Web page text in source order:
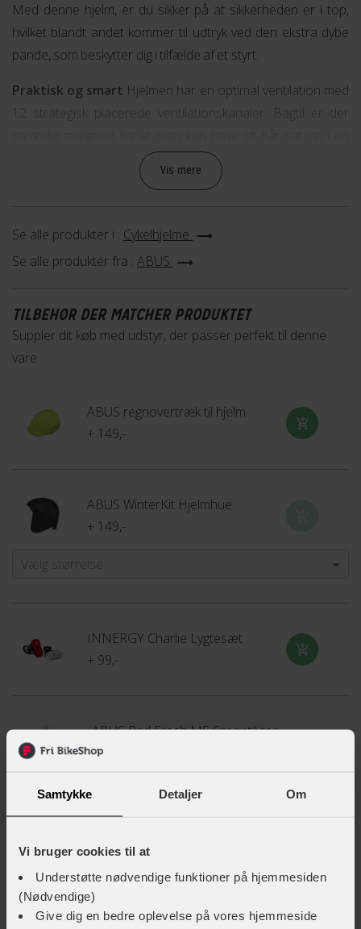
Samtykke Detaljer Om
Vi bruger cookies til at
Understøtte nødvendige funktioner på hjemmesiden
(Nødvendige)
Give dig en bedre oplevelse på vores hjemmeside
Med denne hjelm, er du sikker på at sikkerheden er i top,
hvilket blandt andet kommer til udtryk ved den ekstra dybe
pande, som beskytter dig i tilfælde af et styrt.
Praktisk og smart Hjelmen har en optimal ventilation med
12 strategisk placerede ventilationskanaler. Bagtil er der
hestehale samtidig med at man bærer hjelmen. Og med den
specialudviklede Zoom Ace Urban nakkejustering, har du
ønskede pasform - og sammen med de bløde
hjelmstropper og hagespænde med pude, sikrer du dig altid
at være komfortabel på din tur.
Er du i tvivl om, hvordan cykelhjelmen skal sidde, står vi klar til
at hjælpe dig i din lokale Fri BikeShop. Køb online eller i din
nærmeste butik.
Vis mere
Se alle produkter i : Cykelhjelme
Se alle produkter fra : ABUS
TILBEHØR DER MATCHER PRODUKTET
Suppler dit køb med udstyr, der passer perfekt til denne
vare
ABUS regnovertræk til hjelm
+ 149,-
ABUS WinterKit Hjelmhue
+ 149,-
Vælg størrelse
INNERGY Charlie Lygtesæt
+ 99,-
ABUS Pad Fresh MS Spray til rengøring af hjelmpuder
+ 99,-
+ 129,- + 103,-
På fjernlager